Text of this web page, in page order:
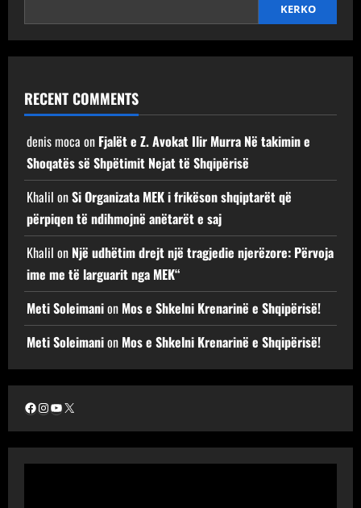
KERKO
RECENT COMMENTS
denis moca on Fjalët e Z. Avokat Ilir Murra Në takimin e
Shoqatës së Shpëtimit Nejat të Shqipërisë
Khalil onSi Organizata MEK i frikëson shqiptarët që
përpiqen të ndihmojnë anëtarët e saj
Khalil on Një udhëtim drejt një tragjedie njerëzore: Përvoja
ime me të larguarit nga MEK“
Meti Soleimanion Mos e Shkelni Krenarinë e Shqipërisë!
Meti Soleimanion Mos e Shkelni Krenarinë e Shqipërisë!
Facebook
Instagram
YouTube
X